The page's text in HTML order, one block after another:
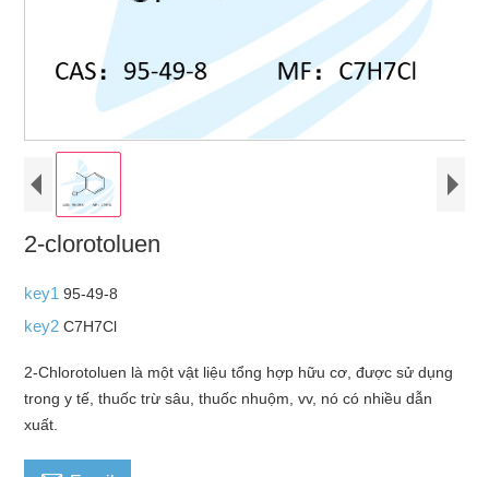
2-clorotoluen
key195-49-8
key2C7H7Cl
2-Chlorotoluen là một vật liệu tổng hợp hữu cơ, được sử dụng
trong y tế, thuốc trừ sâu, thuốc nhuộm, vv, nó có nhiều dẫn
xuất.